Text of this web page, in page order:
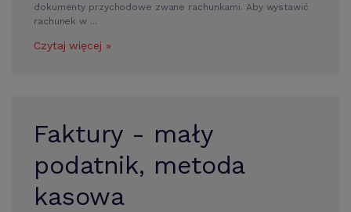
dokumenty przychodowe zwane rachunkami. Aby wystawić
rachunek w ...
Czytaj więcej »
Faktury - mały
podatnik, metoda
kasowa